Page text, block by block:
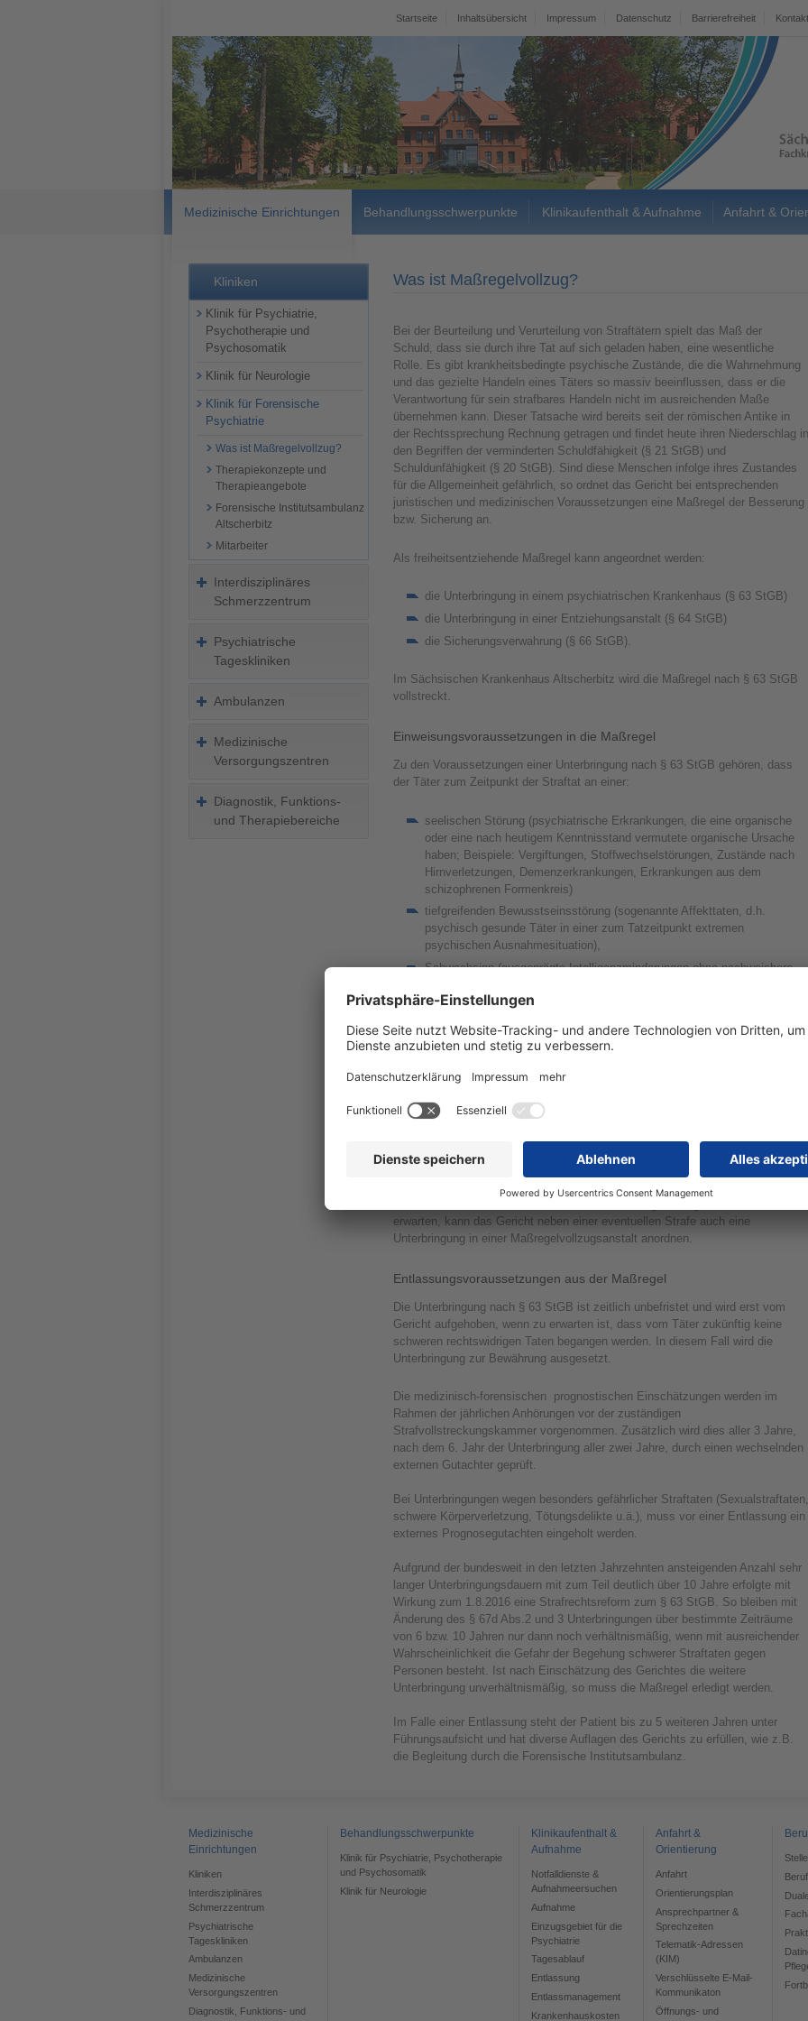
Startseite Inhaltsübersicht Impressum Datenschutz Barrierefreiheit Kontakt
Medizinische Einrichtungen Behandlungsschwerpunkte Klinikaufenthalt & Aufnahme Anfahrt &
Kliniken
Klinik für Psychiatrie,
Psychotherapie und
Psychosomatik
Klinik für Neurologie
Klinik für Forensische
Psychiatrie
Was ist Maßregelvollzug?
Therapiekonzepte und
Therapieangebote
Forensische Institutsambulanz
Altscherbitz
Mitarbeiter
Interdisziplinäres
Schmerzzentrum
Psychiatrische
Tageskliniken
Ambulanzen
Medizinische
Versorgungszentren
Diagnostik, Funktions-
und Therapiebereiche
Was ist Maßregelvollzug?
Bei der Beurteilung und Verurteilung von Straftätern spielt das Maß der
Schuld, dass sie durch ihre Tat auf sich geladen haben, eine wesentliche
Rolle. Es gibt krankheitsbedingte psychische Zustände, die die Wahrnehmung
und das gezielte Handeln eines Täters so massiv beeinflussen, dass er die
Verantwortung für sein strafbares Handeln nicht im ausreichenden Maße
übernehmen kann. Dieser Tatsache wird bereits seit der römischen Antike in
der Rechtssprechung Rechnung getragen und findet heute ihren Niederschlag in
den Begriffen der verminderten Schuldfähigkeit (§ 21 StGB) und
Schuldunfähigkeit (§ 20 StGB). Sind diese Menschen infolge ihres Zustandes
für die Allgemeinheit gefährlich, so ordnet das Gericht bei entsprechenden
juristischen und medizinischen Voraussetzungen eine Maßregel der Besserung
bzw. Sicherung an.
Als freiheitsentziehende Maßregel kann angeordnet werden:
die Unterbringung in einem psychiatrischen Krankenhaus (§ 63 StGB)
die Unterbringung in einer Entziehungsanstalt (§ 64 StGB)
die Sicherungsverwahrung (§ 66 StGB).
Im Sächsischen Krankenhaus Altscherbitz wird die Maßregel nach § 63 StGB
vollstreckt.
Einweisungsvoraussetzungen in die Maßregel
Zu den Voraussetzungen einer Unterbringung nach § 63 StGB gehören, dass
der Täter zum Zeitpunkt der Straftat an einer:
seelischen Störung (psychiatrische Erkrankungen, die eine organische
oder eine nach heutigem Kenntnisstand vermutete organische Ursache
haben; Beispiele: Vergiftungen, Stoffwechselstörungen, Zustände nach
Hirnverletzungen, Demenzerkrankungen, Erkrankungen aus dem
schizophrenen Formenkreis)
tiefgreifenden Bewusstseinsstörung (sogenannte Affekttaten, d.h.
psychisch gesunde Täter in einer zum Tatzeitpunkt extremen
psychischen Ausnahmesituation),
Schwachsinn (ausgeprägte Intelligenzminderungen ohne nachweisbare
oder einer schweren anderen seelischen Abartigkeit (andere schwere
psychische Erkrankungen ohne nachweisbare Hirnschädigung, z.B.
Persönlichkeitsstörungen, Sexualstörungen) erkrankt war.
Die Tat muss außerdem in einem kausalen Zusammenhang zur Erkrankung
Schwere einer Erkrankung die Steuerungsfähigkeit im Vergleich zu einem
bzw. Steuerungsfähigkeit zum Tatzeitpunkt aufgehoben war (§ 20 StGB).
Besteht diese Erkrankung zum Verhandlungstermin weiterhin und sind deshalb
erwarten, kann das Gericht neben einer eventuellen Strafe auch eine
Unterbringung in einer Maßregelvollzugsanstalt anordnen.
Entlassungsvoraussetzungen aus der Maßregel
Die Unterbringung nach § 63 StGB ist zeitlich unbefristet und wird erst vom
Gericht aufgehoben, wenn zu erwarten ist, dass vom Täter zukünftig keine
schweren rechtswidrigen Taten begangen werden. In diesem Fall wird die
Unterbringung zur Bewährung ausgesetzt.
Die medizinisch-forensischen
prognostischen Einschätzungen werden im
Rahmen der jährlichen Anhörungen vor der zuständigen
Strafvollstreckungskammer vorgenommen. Zusätzlich wird dies aller 3 Jahre,
nach dem 6. Jahr der Unterbringung aller zwei Jahre, durch einen wechselnden
externen Gutachter geprüft.
Bei Unterbringungen wegen besonders gefährlicher Straftaten (Sexualstraftaten,
schwere Körperverletzung, Tötungsdelikte u.ä.), muss vor einer Entlassung ein
externes Prognosegutachten eingeholt werden.
Aufgrund der bundesweit in den letzten Jahrzehnten ansteigenden Anzahl sehr
langer Unterbringungsdauern mit zum Teil deutlich über 10 Jahre erfolgte mit
Wirkung zum 1.8.2016 eine Strafrechtsreform zum § 63 StGB. So bleiben mit
Änderung des § 67d Abs.2 und 3 Unterbringungen über bestimmte Zeiträume
von 6 bzw. 10 Jahren nur dann noch verhältnismäßig, wenn mit ausreichender
Wahrscheinlichkeit die Gefahr der Begehung schwerer Straftaten gegen
Personen besteht. Ist nach Einschätzung des Gerichtes die weitere
Unterbringung unverhältnismäßig, so muss die Maßregel erledigt werden.
Im Falle einer Entlassung steht der Patient bis zu 5 weiteren Jahren unter
Führungsaufsicht und hat diverse Auflagen des Gerichts zu erfüllen, wie z.B.
die Begleitung durch die Forensische Institutsambulanz.
Medizinische
Einrichtungen
Kliniken
Interdisziplinäres
Schmerzzentrum
Psychiatrische
Tageskliniken
Ambulanzen
Medizinische
Versorgungszentren
Diagnostik, Funktions- und
Behandlungsschwerpunkte
Klinik für Psychiatrie, Psychotherapie
und Psychosomatik
Klinik für Neurologie
Klinikaufenthalt &
Aufnahme
Notfalldienste &
Aufnahmeersuchen
Aufnahme
Einzugsgebiet für die
Psychiatrie
Tagesablauf
Entlassung
Entlassmanagement
Krankenhauskosten
Anfahrt &
Orientierung
Anfahrt
Orientierungsplan
Ansprechpartner &
Sprechzeiten
Telematik-Adressen
(KIM)
Verschlüsselte E-Mail-
Kommunikaton
Öffnungs- und